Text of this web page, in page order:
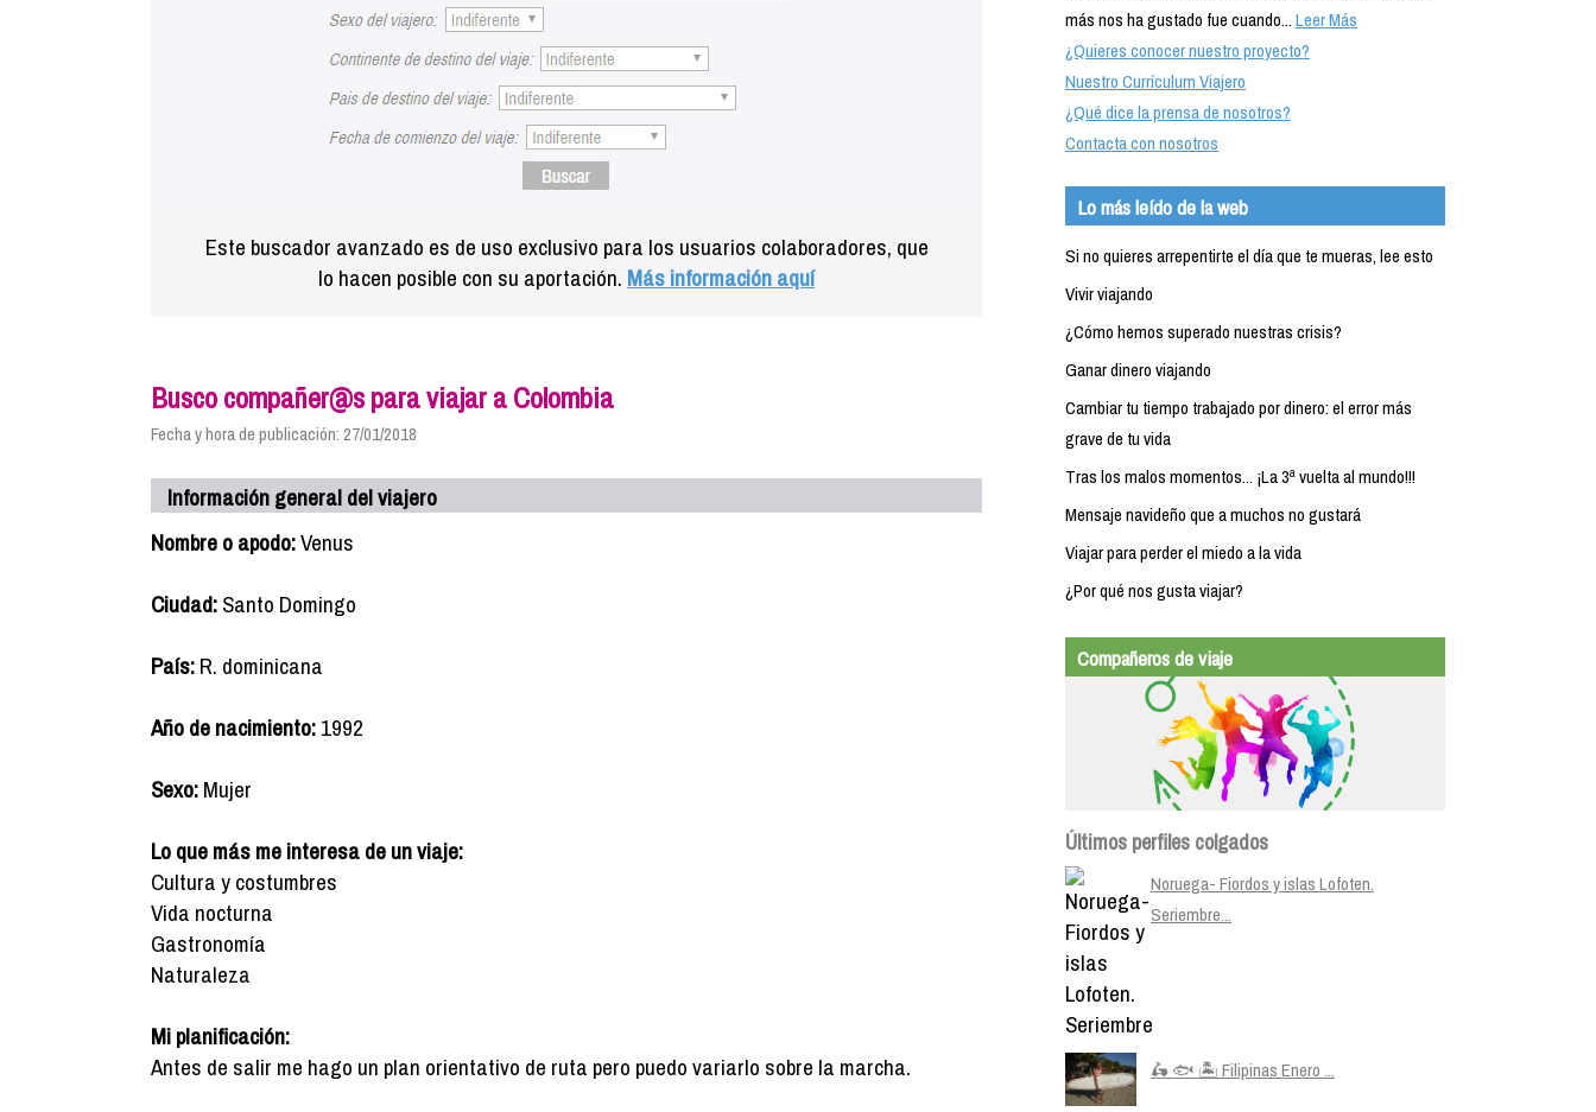
Este buscador avanzado es de uso exclusivo para los usuarios colaboradores, que
lo hacen posible con su aportación. Más información aquí
Busco compañer@s para viajar a Colombia
Fecha y hora de publicación: 27/01/2018
Información general del viajero
Nombre o apodo:Venus
Ciudad:Santo Domingo
País:R. dominicana
Año de nacimiento:1992
Sexo:Mujer
Lo que más me interesa de un viaje:
Cultura y costumbres
Vida nocturna
Gastronomía
Naturaleza
Mi planificación:
Antes de salir me hago un plan orientativo de ruta pero puedo variarlo sobre la marcha.
más nos ha gustado fue cuando...Leer Más
¿Quieres conocer nuestro proyecto?
Nuestro Currículum Viajero
¿Qué dice la prensa de nosotros?
Contacta con nosotros
Lo más leído de la web
Si no quieres arrepentirte el día que te mueras, lee esto
Vivir viajando
¿Cómo hemos superado nuestras crisis?
Ganar dinero viajando
Cambiar tu tiempo trabajado por dinero: el error más
grave de tu vida
Tras los malos momentos... ¡La 3ª vuelta al mundo!!!
Mensaje navideño que a muchos no gustará
Viajar para perder el miedo a la vida
¿Por qué nos gusta viajar?
Compañeros de viaje
Últimos perfiles colgados
Noruega- Fiordos y islas Lofoten.
Seriembre...
🛵 🐟 🏝️ Filipinas Enero ...